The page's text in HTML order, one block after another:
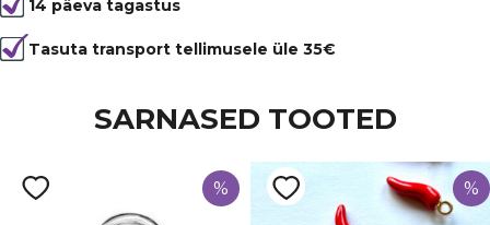
Värvus
Must
Kuju
lapik
Laavakivi
14 päeva tagastus
Tasuta transport tellimusele üle 35€
SARNASED TOOTED
% %